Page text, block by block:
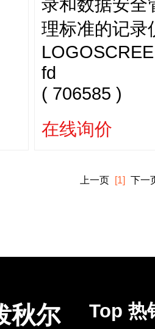
理标准的记录
fd
( 706585 )
在线询价
上一页 [1] 下一
秋尔 Top 热